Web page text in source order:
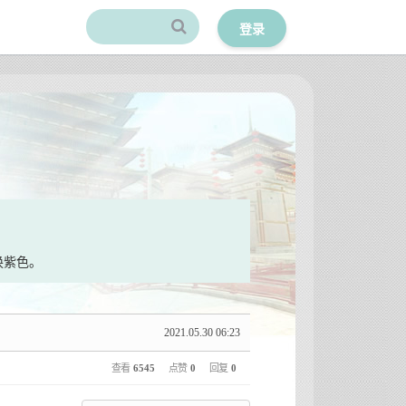
登录
色。
2021.05.30 06:23
查看 6545 点赞 0 回复 0